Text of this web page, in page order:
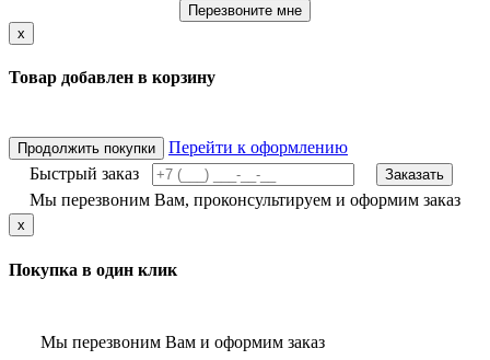
Перезвоните мне
x
Товар добавлен в корзину
Продолжить покупки
Перейти к оформлению
Быстрый заказ
Заказать
Мы перезвоним Вам, проконсультируем и оформим заказ
x
Покупка в один клик
Мы перезвоним Вам и оформим заказ